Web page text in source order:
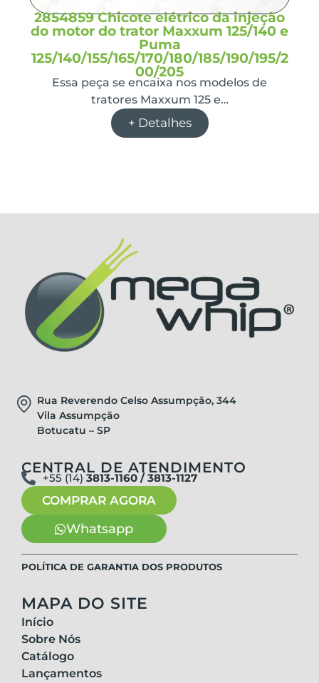
2854859 Chicote elétrico da injeção
do motor do trator Maxxum 125/140 e
Puma
125/140/155/165/170/180/185/190/195/2
00/205
Essa peça se encaixa nos modelos de
tratores Maxxum 125 e…
+ Detalhes
Rua Reverendo Celso Assumpção, 344
Vila Assumpção
Botucatu – SP
CENTRAL DE ATENDIMENTO
+55 (14) 3813-1160 / 3813-1127
COMPRAR AGORA
Whatsapp
POLÍTICA DE GARANTIA DOS PRODUTOS
MAPA DO SITE
Início
Sobre Nós
Catálogo
Lançamentos